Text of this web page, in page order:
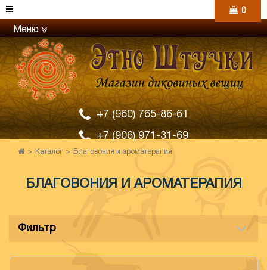
Меню
+7 (960) 765-86-61
+7 (906) 971-31-69
0
Каталог Благовония и ароматерапия
БЛАГОВОНИЯ И АРОМАТЕРАПИЯ
Фильтр